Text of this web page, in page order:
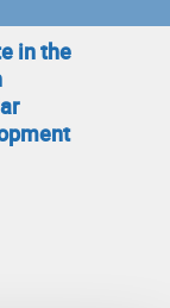
in the